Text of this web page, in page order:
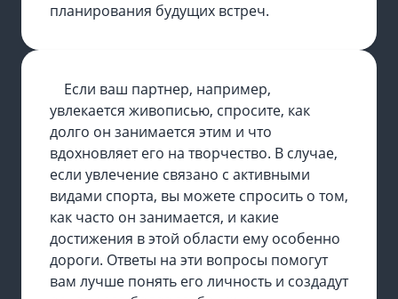
планирования будущих встреч.
Если ваш партнер, например,
увлекается живописью, спросите, как
долго он занимается этим и что
вдохновляет его на творчество. В случае,
если увлечение связано с активными
видами спорта, вы можете спросить о том,
как часто он занимается, и какие
достижения в этой области ему особенно
дороги. Ответы на эти вопросы помогут
вам лучше понять его личность и создадут